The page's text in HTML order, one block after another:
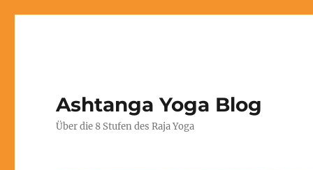
Ashtanga Yoga Blog
Über die 8 Stufen des Raja Yoga